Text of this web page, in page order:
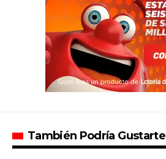
También Podría Gustarte